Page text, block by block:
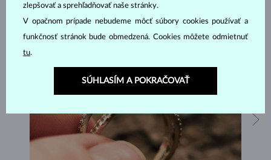
zlepšovať a sprehľadňovať naše stránky.
V opačnom prípade nebudeme môcť súbory cookies používať a
funkčnosť stránok bude obmedzená. Cookies môžete odmietnuť
tu.
SÚHLASÍM A POKRAČOVAŤ